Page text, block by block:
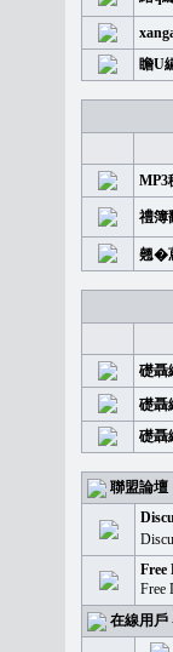
瞻U
禮
翹�
礎
礎
礎聶
聯盟論壇
Free
Free
在線用戶